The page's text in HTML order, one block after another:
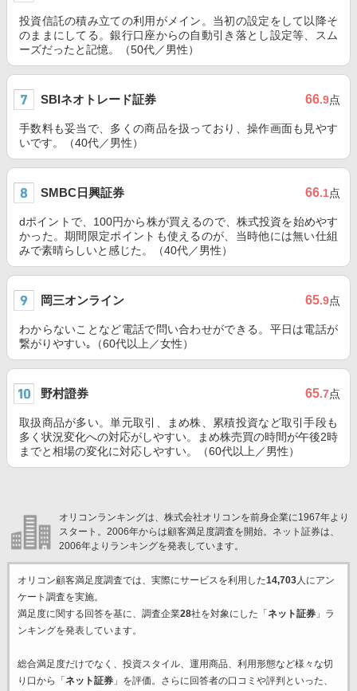
投資信託の積み立ての利用がメイン。当初の設定をして以降そ
のままにしてる。銀行口座からの自動引き落とし設定等、スム
ーズだったと記憶。（50代／男性）
SBIネオトレード証券 66.9点
手数料も妥当で、多くの商品を扱っており、操作画面も見やす
いです。（40代／男性）
SMBC日興証券 66.1点
dポイントで、100円から株が買えるので、株式投資を始めやす
かった。期間限定ポイントも使えるのが、当時他には無い仕組
みで素晴らしいと感じた。（40代／男性）
岡三オンライン 65.9点
わからないことなど電話で問い合わせができる。平日は電話が
繋がりやすい｡（60代以上／女性）
野村證券 65.7点
取扱商品が多い。単元取引、まめ株、累積投資など取引手段も
多く状況変化への対応がしやすい。まめ株売買の時間が午後2時
までと相場の変化に対応しやすい。（60代以上／男性）
オリコンランキングは、株式会社オリコンを前身企業に1967年より
スタート。2006年からは顧客満足度調査を開始。ネット証券は、
2006年よりランキングを発表しています。
オリコン顧客満足度調査では、実際にサービスを利用した14,703人にアン
ケート調査を実施。
満足度に関する回答を基に、調査企業28社を対象にした「 ネット証券」ラ
ンキングを発表しています。
総合満足度だけでなく、投資スタイル、運用商品、利用形態など様々な切
り口から「 ネット証券」を評価。さらに回答者の口コミや評判といった、